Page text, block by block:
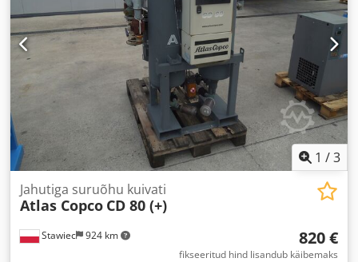
1 /3
Stawiec 924 km
Jahutiga suruõhu kuivati
Atlas Copco CD 80 (+)
820 €
fikseeritud hind lisandub käibemaks